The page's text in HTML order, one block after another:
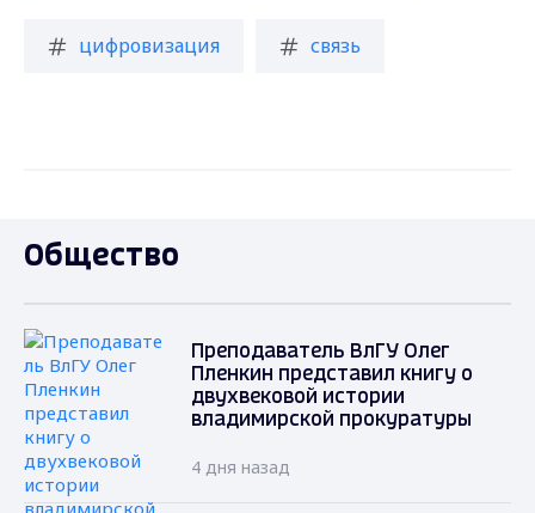
цифровизация связь
Общество
Преподаватель ВлГУ Олег
Пленкин представил книгу о
двухвековой истории
владимирской прокуратуры
4 дня назад